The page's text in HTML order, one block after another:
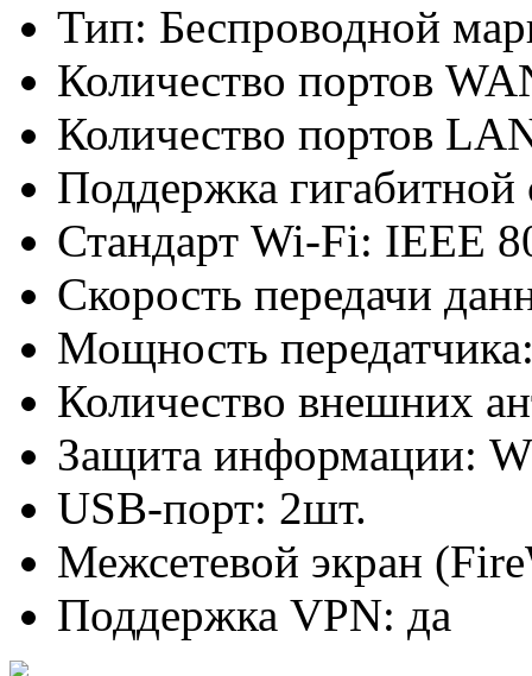
Тип: Беспроводной
Количество портов
Количество портов
Поддержка гигабитной
Стандарт Wi-Fi: IEEE
Скорость передачи
Мощность
Количество внешних
Защита информации:
USB-порт: 2шт.
Межсетевой экран
Поддержка VPN: да